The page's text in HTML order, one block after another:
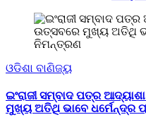
ଓଡିଶା ବାଣିଜ୍ୟ
ଇଂରାଜୀ ସମ୍ବାଦ ପତ୍ର
ମୁଖ୍ୟ ଅତିଥି ଭାବେ ଧର୍ମେନ୍ଦ୍ର